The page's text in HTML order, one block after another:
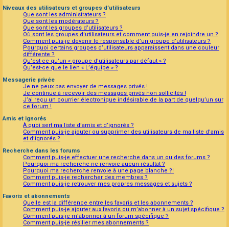
Niveaux des utilisateurs et groupes d’utilisateurs
Que sont les administrateurs ?
Que sont les modérateurs ?
Que sont les groupes d’utilisateurs ?
Où sont les groupes d’utilisateurs et comment puis-je en rejoindre un ?
Comment puis-je devenir le responsable d’un groupe d’utilisateurs ?
Pourquoi certains groupes d’utilisateurs apparaissent dans une couleur
différente ?
Qu’est-ce qu’un « groupe d’utilisateurs par défaut » ?
Qu’est-ce que le lien « L’équipe » ?
Messagerie privée
Je ne peux pas envoyer de messages privés !
Je continue à recevoir des messages privés non sollicités !
J’ai reçu un courrier électronique indésirable de la part de quelqu’un sur
ce forum !
Amis et ignorés
À quoi sert ma liste d’amis et d’ignorés ?
Comment puis-je ajouter ou supprimer des utilisateurs de ma liste d’amis
et d’ignorés ?
Recherche dans les forums
Comment puis-je effectuer une recherche dans un ou des forums ?
Pourquoi ma recherche ne renvoie aucun résultat ?
Pourquoi ma recherche renvoie à une page blanche ?!
Comment puis-je rechercher des membres ?
Comment puis-je retrouver mes propres messages et sujets ?
Favoris et abonnements
Quelle est la différence entre les favoris et les abonnements ?
Comment puis-je ajouter aux favoris ou m’abonner à un sujet spécifique ?
Comment puis-je m’abonner à un forum spécifique ?
Comment puis-je résilier mes abonnements ?